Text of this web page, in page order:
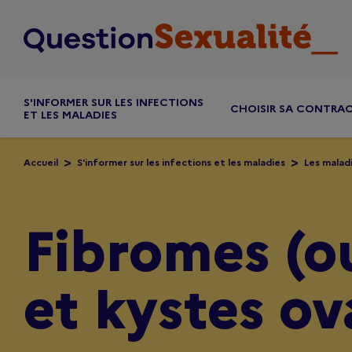
S'INFORMER SUR LES INFECTIONS
ET LES MALADIES
CHOISIR SA
Accueil S'informer sur les infections et les maladies Les
Fibromes
et kystes